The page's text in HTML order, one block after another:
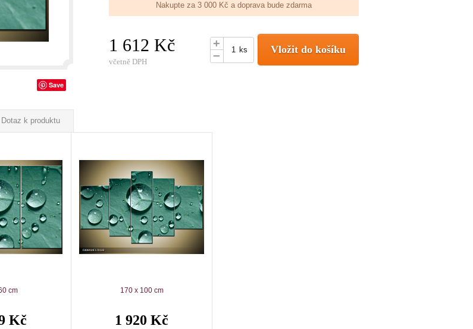
Save
Nakupte za 3 000 Kč a doprava bude zdarma
1 612 Kč
včetně DPH
+
– ks Vložit do košíku
Dotaz k produktu
cm
Kč
170 x 100 cm
1 920 Kč